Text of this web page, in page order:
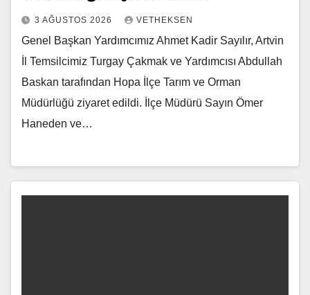
3 AĞUSTOS 2026 VETHEKSEN
Genel Başkan Yardımcımız Ahmet Kadir Sayılır, Artvin
İl Temsilcimiz Turgay Çakmak ve Yardımcısı Abdullah
Baskan tarafından Hopa İlçe Tarım ve Orman
Müdürlüğü ziyaret edildi. İlçe Müdürü Sayın Ömer
Haneden ve…